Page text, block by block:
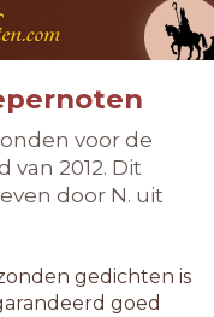
voor de
2012. Dit
door N. uit
gedichten is
goed